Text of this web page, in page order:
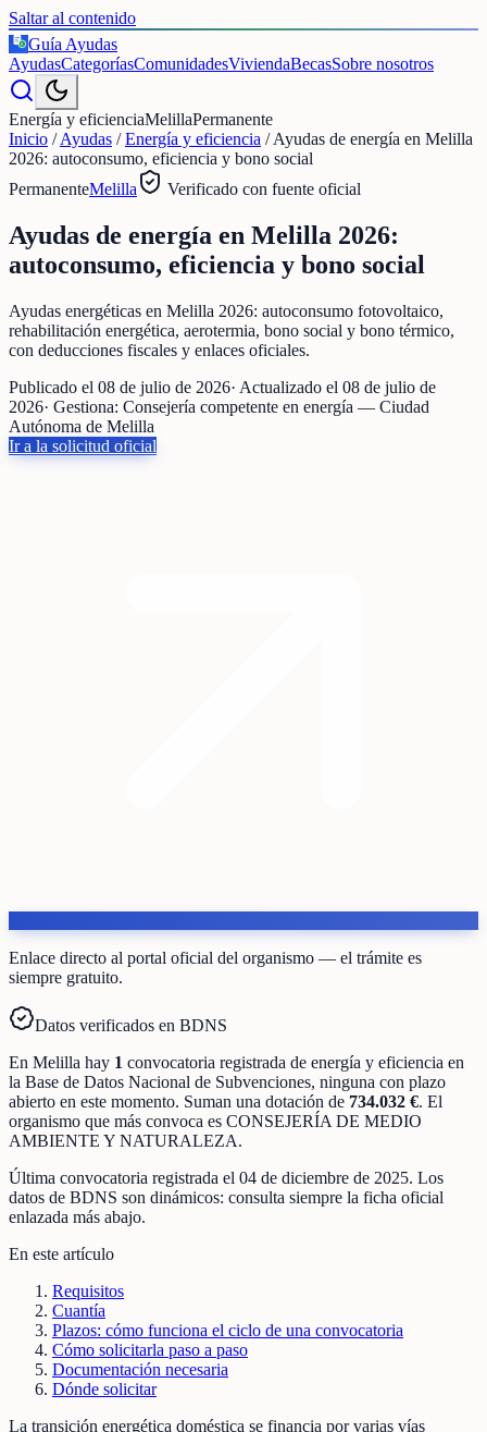
Saltar al contenido
€
Guía Ayudas
AyudasCategoríasComunidadesViviendaBecasSobre nosotros
Energía y eficienciaMelillaPermanente
Inicio /Ayudas /Energía y eficiencia /Ayudas de energía en Melilla
2026: autoconsumo, eficiencia y bono social
PermanenteMelilla Verificado con fuente oficial
Ayudas de energía en Melilla 2026:
autoconsumo, eficiencia y bono social
Ayudas energéticas en Melilla 2026: autoconsumo fotovoltaico,
rehabilitación energética, aerotermia, bono social y bono térmico,
con deducciones fiscales y enlaces oficiales.
Publicado el 08 de julio de 2026· Actualizado el 08 de julio de
2026· Gestiona: Consejería competente en energía — Ciudad
Autónoma de Melilla
Ir a la solicitud oficial
Enlace directo al portal oficial del organismo — el trámite es
siempre gratuito.
Datos verificados en BDNS
En Melilla hay 1 convocatoria registrada de energía y eficiencia en
la Base de Datos Nacional de Subvenciones, ninguna con plazo
abierto en este momento. Suman una dotación de 734.032 €. El
organismo que más convoca es CONSEJERÍA DE MEDIO
AMBIENTE Y NATURALEZA.
Última convocatoria registrada el 04 de diciembre de 2025. Los
datos de BDNS son dinámicos: consulta siempre la ficha oficial
enlazada más abajo.
En este artículo
Requisitos
Cuantía
Plazos: cómo funciona el ciclo de una convocatoria
Cómo solicitarla paso a paso
Documentación necesaria
Dónde solicitar
La transición energética doméstica se financia por varias vías